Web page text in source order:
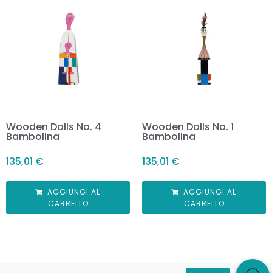
Wooden Dolls No. 4
Bambolina
135,01 €
AGGIUNGI AL
CARRELLO
Wooden Dolls No. 1
Bambolina
135,01 €
AGGIUNGI AL
CARRELLO